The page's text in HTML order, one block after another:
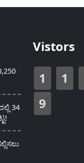
34
Vistors
1
1
9